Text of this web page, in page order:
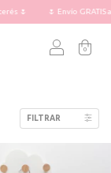
🌷 Envío GRATIS a partir de
0
FILTRAR